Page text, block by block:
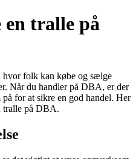
tralle på
folk kan købe og sælge
Når du handler på DBA, er der
for at sikre en god handel. Her
tralle på DBA.